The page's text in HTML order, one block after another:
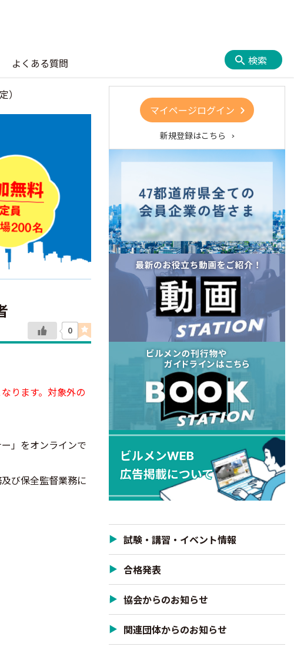
よくある質問 検索
）
0
ります。対象外の
」をオンラインで
び保全監督業務に
マイページログイン
新規登録はこちら
試験・講習・イベント情報
合格発表
協会からのお知らせ
関連団体からのお知らせ